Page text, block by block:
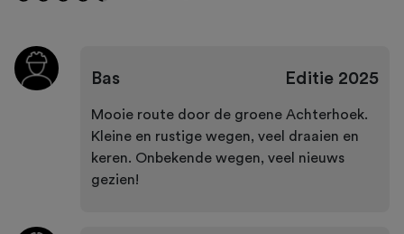
Bas Editie2025
Mooie route door de groene Achterhoek.
Kleine en rustige wegen, veel draaien en
keren. Onbekende wegen, veel nieuws
gezien!